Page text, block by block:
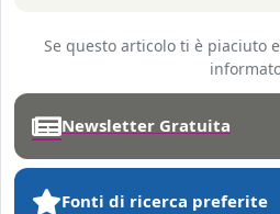
Se questo articolo ti è piaciuto
Newsletter Gratuita
Fonti di ricerca preferite